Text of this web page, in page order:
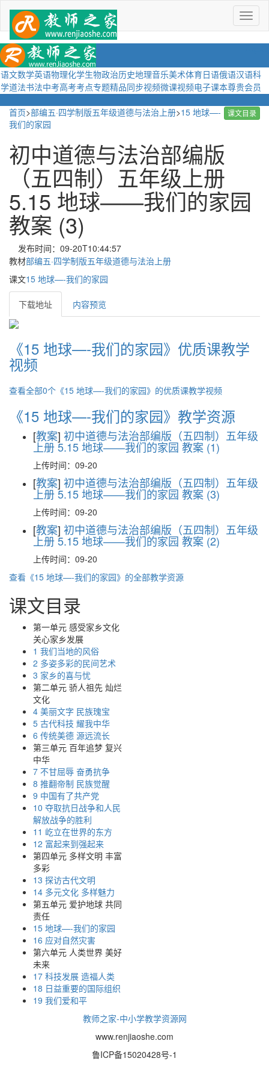
菜
单
语文数学英语物理化学生物政治历史地理音乐美术体育日语俄语汉语科
学道法书法中考高考考点专题精品同步视频微课视频电子课本尊贵会员
课文目录
首页>部编五·四学制版五年级道德与法治上册>15 地球—-
我们的家园
初中道德与法治部编版
（五四制）五年级上册
5.15 地球——我们的家园
教案 (3)
发布时间：09-20T10:44:57
教材部编五·四学制版五年级道德与法治上册
课文15 地球—-我们的家园
下载地址 内容预览
《15 地球—-我们的家园》优质课教学
视频
查看全部0个《15 地球—-我们的家园》的优质课教学视频
《15 地球—-我们的家园》教学资源
[教案] 初中道德与法治部编版（五四制）五年级
上册 5.15 地球——我们的家园 教案 (1)
上传时间：09-20
[教案] 初中道德与法治部编版（五四制）五年级
上册 5.15 地球——我们的家园 教案 (3)
上传时间：09-20
[教案] 初中道德与法治部编版（五四制）五年级
上册 5.15 地球——我们的家园 教案 (2)
上传时间：09-20
查看《15 地球—-我们的家园》的全部教学资源
课文目录
第一单元 感受家乡文化
关心家乡发展
1 我们当地的风俗
2 多姿多彩的民间艺术
3 家乡的喜与忧
第二单元 骄人祖先 灿烂
文化
4 美丽文字 民族瑰宝
5 古代科技 耀我中华
6 传统美德 源远流长
第三单元 百年追梦 复兴
中华
7 不甘屈辱 奋勇抗争
8 推翻帝制 民族觉醒
9 中国有了共产党
10 夺取抗日战争和人民
解放战争的胜利
11 屹立在世界的东方
12 富起来到强起来
第四单元 多样文明 丰富
多彩
13 探访古代文明
14 多元文化 多样魅力
第五单元 爱护地球 共同
责任
15 地球—-我们的家园
16 应对自然灾害
第六单元 人类世界 美好
未来
17 科技发展 造福人类
18 日益重要的国际组织
19 我们爱和平
教师之家-中小学教学资源网
www.renjiaoshe.com
鲁ICP备15020428号-1